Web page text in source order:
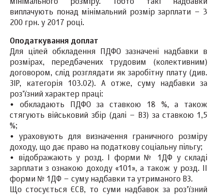
мінімального розміру. Тобто такі надбавки
виплачують понад мінімальний розмір зарплати – 3
200 грн. у 2017 році.
Оподаткування доплат
Для цілей обкладення ПДФО зазначені надбавки в
розмірах, передбачених трудовим (колективним)
договором, слід розглядати як заробітну плату (див.
ЗІР, категорія 103.02). А отже, суму надбавки за
роз’їзний характер праці:
• обкладають ПДФО за ставкою 18 %, а також
стягують військовий збір (далі – ВЗ) за ставкою 1,5
%;
• ураховують для визначення граничного розміру
доходу, що дає право на податкову соціальну пільгу;
• відображають у розд. I форми № 1ДФ у складі
зарплати з ознакою доходу «101», а також у розд. II
форми № 1ДФ – суму надбавки та утриманого ВЗ.
Що стосується ЄСВ, то суми надбавок за роз’їзний